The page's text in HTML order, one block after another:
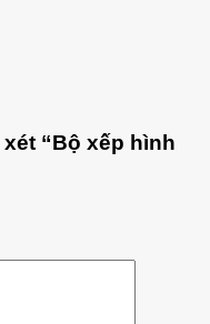
“Bộ xếp hình